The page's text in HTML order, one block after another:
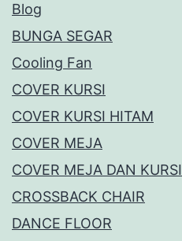
Blog
BUNGA SEGAR
Cooling Fan
COVER KURSI
COVER KURSI HITAM
COVER MEJA
COVER MEJA DAN KURSI
CROSSBACK CHAIR
DANCE FLOOR